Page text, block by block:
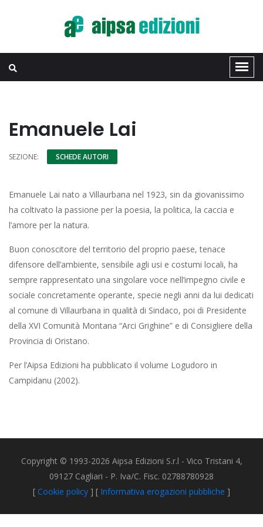
Emanuele Lai
SEZIONE: SCHEDE AUTORI
Emanuele Lai nato a Villaurbana nel 1923, sin da giovanissimo
ha coltivato la passione per la poesia, la politica, la caccia e
l’amore per la natura.
Buon conoscitore del territorio del proprio paese, tenace
difensore dell’ambiente, sensibile agli usi e costumi locali, ha
sempre rappresentato una singolare voce nell’impegno civile e
sociale concretamente operante, specie negli anni da lui dedicati
al comune di Villaurbana in qualità di Sindaco, poi di Presidente
della XVI Comunità Montana “Arci Grighine” e di Consigliere della
Provincia di Oristano.
Per l’Aipsa Edizioni ha pubblicato il volume Logudoro in
Campidanu (2002).
Copyright © 1993-2026 Aipsa Edizioni S.r.l - Vico Tristani 4,
09127 Cagliari - P. Iva/C. Fisc. 02788780928
[ Cookie policy ] [ Informativa erogazioni pubbliche ]